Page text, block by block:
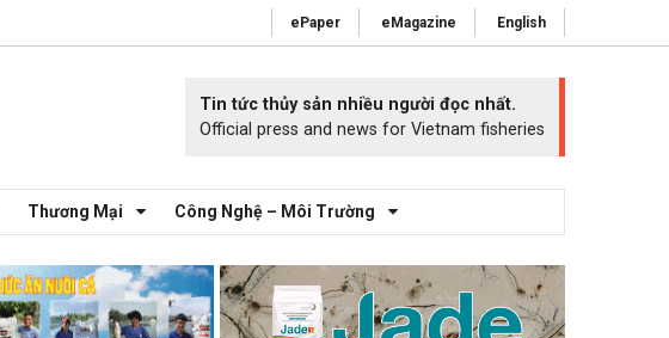
ePaper eMagazine English
Tin tức thủy sản nhiều người đọc nhất.
Official press and news for Vietnam fisheries
Thương Mại Công Nghệ – Môi Trường